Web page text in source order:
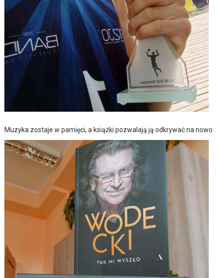
Muzyka zostaje w pamięci, a książki pozwalają ją odkrywać na nowo